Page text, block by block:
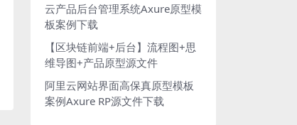
云产品后台管理系统Axure原型模
板案例下载
【区块链前端+后台】流程图+思
维导图+产品原型源文件
阿里云网站界面高保真原型模板
案例Axure RP源文件下载